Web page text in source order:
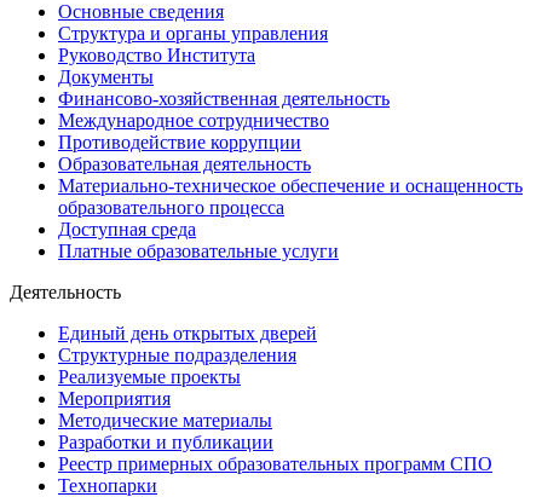
Основные сведения
Структура и органы управления
Руководство Института
Документы
Финансово-хозяйственная деятельность
Международное сотрудничество
Противодействие коррупции
Образовательная деятельность
Материально-техническое обеспечение и оснащенность
образовательного процесса
Доступная среда
Платные образовательные услуги
Деятельность
Единый день открытых дверей
Структурные подразделения
Реализуемые проекты
Мероприятия
Методические материалы
Разработки и публикации
Реестр примерных образовательных программ СПО
Технопарки